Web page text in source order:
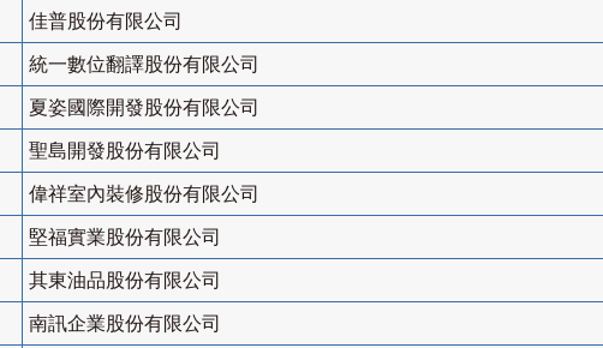
佳普股份有限公司
統一數位翻譯股份有限公司
夏姿國際開發股份有限公司
聖島開發股份有限公司
偉祥室內裝修股份有限公司
堅福實業股份有限公司
其東油品股份有限公司
南訊企業股份有限公司